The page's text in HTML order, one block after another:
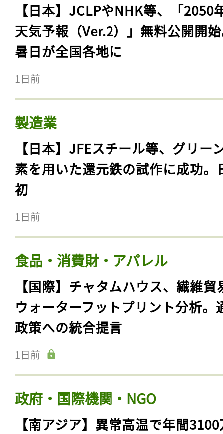
【日本】JCLPやNHK等、「2050
天気予報（Ver.2）」無料公開開
暑日が全国各地に
1日前
製造業
【日本】JFEスチール等、グリー
素を用いた還元鉄の試作に成功。
初
1日前
食品・消費財・アパレル
【国際】チャタムハウス、繊維貿
ウォーターフットプリント分析。
政策への統合提言
1日前
政府・国際機関・NGO
【南アジア】異常高温で年間